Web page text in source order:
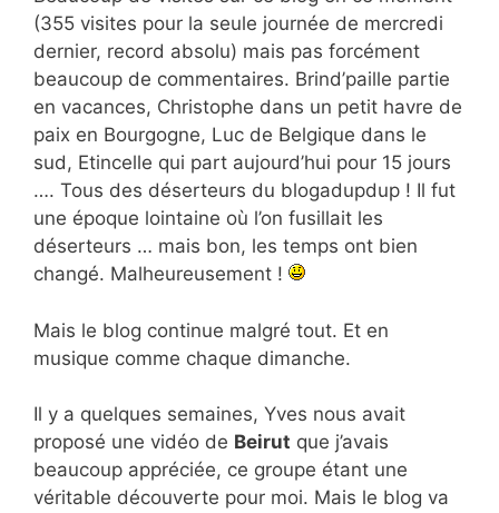
(355 visites pour la seule journée de mercredi
dernier, record absolu) mais pas forcément
beaucoup de commentaires. Brind’paille partie
en vacances, Christophe dans un petit havre de
paix en Bourgogne, Luc de Belgique dans le
sud, Etincelle qui part aujourd’hui pour 15 jours
…. Tous des déserteurs du blogadupdup ! Il fut
une époque lointaine où l’on fusillait les
déserteurs … mais bon, les temps ont bien
changé. Malheureusement !
Mais le blog continue malgré tout. Et en
musique comme chaque dimanche.
Il y a quelques semaines, Yves nous avait
proposé une vidéo de Beirut que j’avais
beaucoup appréciée, ce groupe étant une
véritable découverte pour moi. Mais le blog va